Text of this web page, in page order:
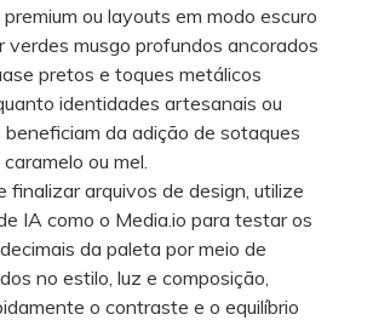
ou layouts em modo escuro
verdes musgo profundos ancorados
pretos e toques metálicos
identidades artesanais ou
beneficiam da adição de sotaques
ou mel.
arquivos de design, utilize
IA como o Media.io para testar os
da paleta por meio de
no estilo, luz e composição,
o contraste e o equilíbrio